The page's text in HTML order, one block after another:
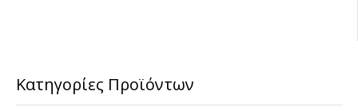
Κατηγορίες Προϊόντων